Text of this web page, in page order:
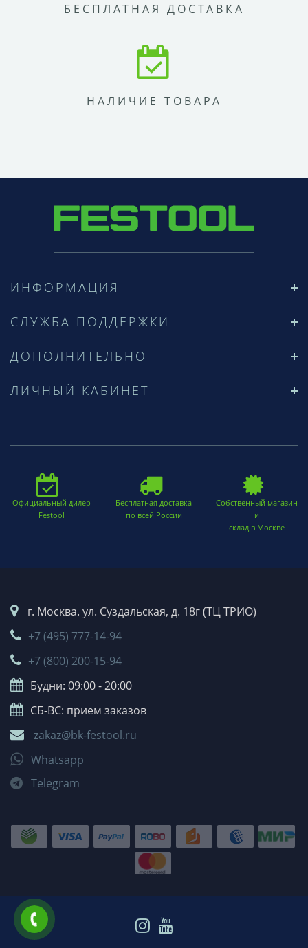
БЕСПЛАТНАЯ ДОСТАВКА
НАЛИЧИЕ ТОВАРА
ИНФОРМАЦИЯ
СЛУЖБА ПОДДЕРЖКИ
ДОПОЛНИТЕЛЬНО
ЛИЧНЫЙ КАБИНЕТ
Официальный дилер
Festool
Бесплатная доставка
по всей России
Собственный магазин
и
склад в Москве
г. Москва. ул. Суздальская, д. 18г (ТЦ ТРИО)
+7 (495) 777-14-94
+7 (800) 200-15-94
Будни: 09:00 - 20:00
СБ-ВС: прием заказов
zakaz@bk-festool.ru
Whatsapp
Telegram